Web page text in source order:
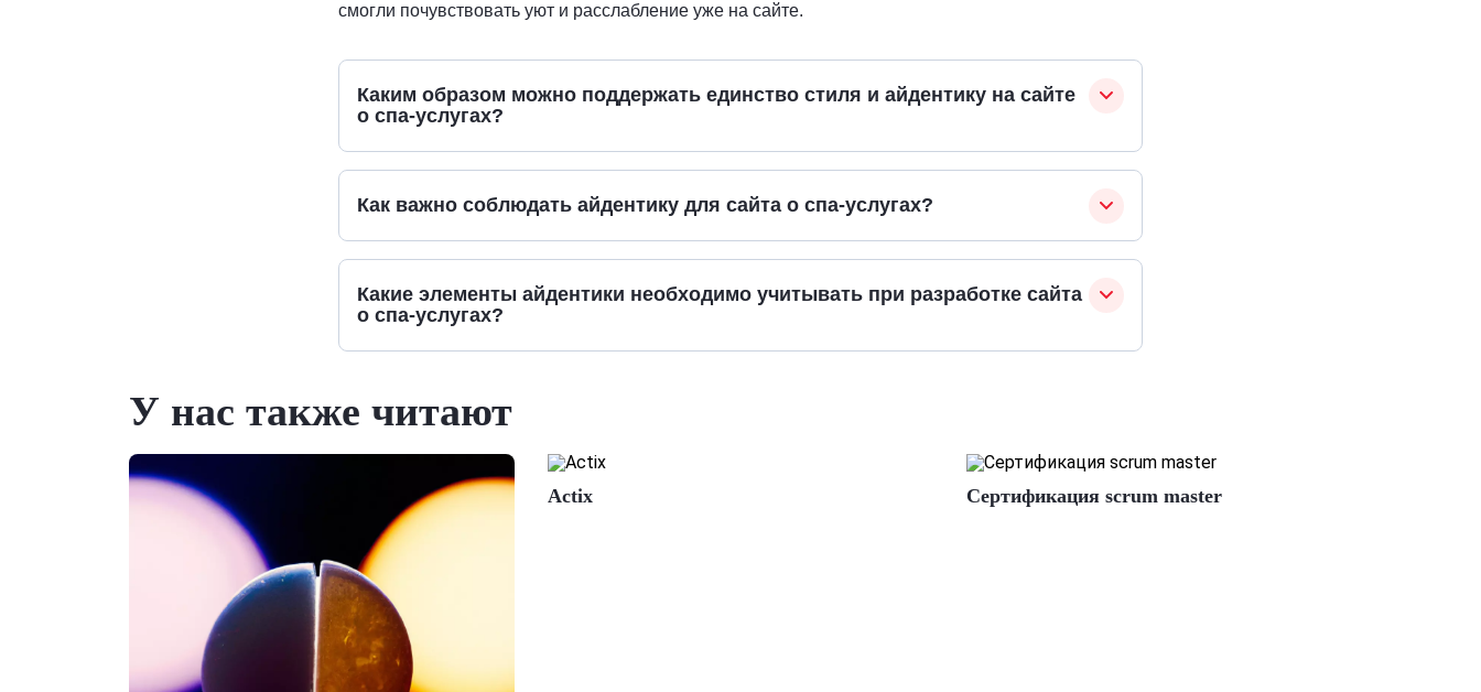
смогли почувствовать уют и расслабление уже на сайте.
Каким образом можно поддержать единство стиля и айдентику на сайте
о спа-услугах?
Как важно соблюдать айдентику для сайта о спа-услугах?
Какие элементы айдентики необходимо учитывать при разработке сайта
о спа-услугах?
У нас также читают
Actix Сертификация scrum master